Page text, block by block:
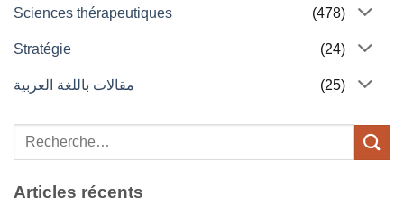
Sciences thérapeutiques (478)
Stratégie (24)
مقالات باللغة العربية (25)
Articles récents